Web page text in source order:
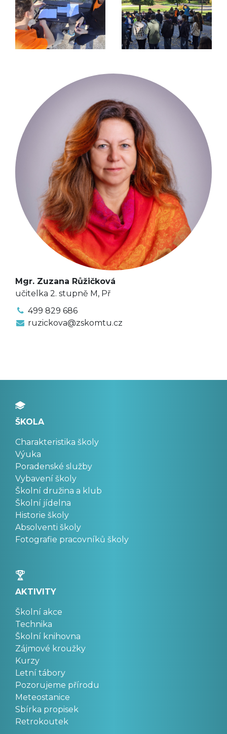
Mgr. Zuzana Růžičková
učitelka 2. stupně M, Př
499 829 686
ruzickova@zskomtu.cz
ŠKOLA
Charakteristika školy
Výuka
Poradenské služby
Vybavení školy
Školní družina a klub
Školní jídelna
Historie školy
Absolventi školy
Fotografie pracovníků školy
AKTIVITY
Školní akce
Technika
Školní knihovna
Zájmové kroužky
Kurzy
Letní tábory
Pozorujeme přírodu
Meteostanice
Sbírka propisek
Retrokoutek